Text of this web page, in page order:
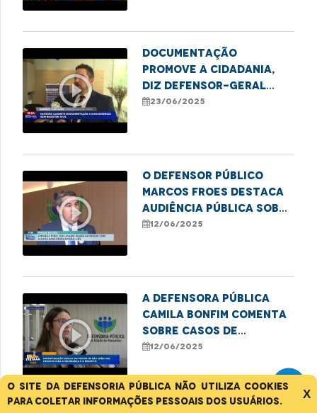
O site da Defensoria Pública não utiliza cookies
para coletar informações pessoais dos usuários.
X
play_circle_outline
Documentação
promove a cidadania,
diz defensor-geral
Gabriel Furtado sobre
23/06/2025
play_circle_outline
O defensor público
Marcos Froes destaca
audiência pública sobre
fraudes bancárias
12/06/2025
play_circle_outline
A defensora pública
Camila Bonfim comenta
sobre casos de
importunação sexual
12/06/2025